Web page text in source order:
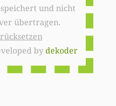
und nicht
übertragen.
bydekoder